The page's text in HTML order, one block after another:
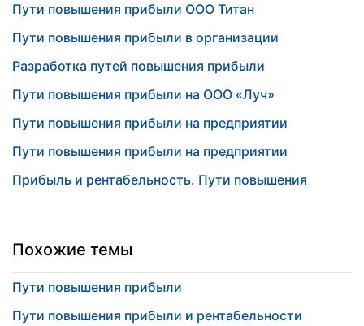
Пути повышения прибыли ООО Титан
Пути повышения прибыли в организации
Разработка путей повышения прибыли
Пути повышения прибыли на ООО «Луч»
Пути повышения прибыли на предприятии
Пути повышения прибыли на предприятии
Прибыль и рентабельность. Пути повышения
Похожие темы
Пути повышения прибыли
Пути повышения прибыли и рентабельности